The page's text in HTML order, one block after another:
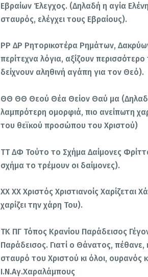
Εβραίων Έλεγχος. (Δηλαδή η αγία
σταυρός, ελέγχει τους Εβραίους).
ΡΡ ΔΡ Ρητορικοτέρα Ρημάτων,
περίτεχνα λόγια, αξίζουν
δείχνουν αληθινή αγάπη για τον Θεό).
ΘΘ ΘΘ Θεού Θέα Θείον Θαύ μα
λαμπρότερη ομορφιά, πιο ανείπωτη
του θεϊκού προσώπου του Χριστού)
ΤΤ ΔΦ Τούτο το Σχήμα Δαίμονες
σχήμα το τρέμουν οι δαίμονες).
XX XX Χριστός Χριστιανοίς Χαρίζεται
χαρίζει την χάρη Του).
ΤΚ ΠΓ Τόπος Κρανίου Παράδεισος
Παράδεισος. Γιατί ο Θάνατος,
σταυρό του Χριστού κι όλοι, ουρανός
Ι.Ν.Αγ.Χαραλάμπους